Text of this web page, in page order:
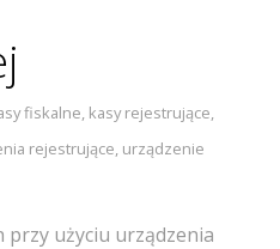
fiskalne, kasy rejestrujące,
rejestrujące, urządzenie
przy użyciu urządzenia